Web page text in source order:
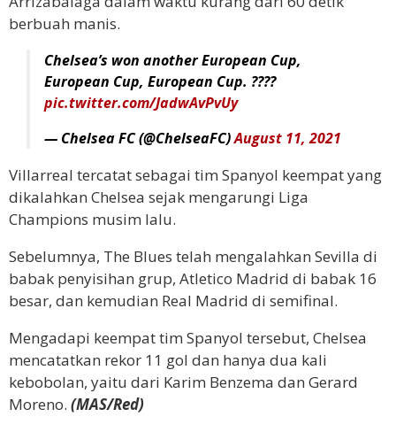
berbuah manis.
Chelsea’s won another European Cup,
European Cup, European Cup. ????
pic.twitter.com/JadwAvPvUy
— Chelsea FC (@ChelseaFC)August 11, 2021
Villarreal tercatat sebagai tim Spanyol keempat yang
dikalahkan Chelsea sejak mengarungi Liga
Champions musim lalu.
Sebelumnya, The Blues telah mengalahkan Sevilla di
babak penyisihan grup, Atletico Madrid di babak 16
besar, dan kemudian Real Madrid di semifinal.
Mengadapi keempat tim Spanyol tersebut, Chelsea
mencatatkan rekor 11 gol dan hanya dua kali
kebobolan, yaitu dari Karim Benzema dan Gerard
Moreno. (MAS/Red)